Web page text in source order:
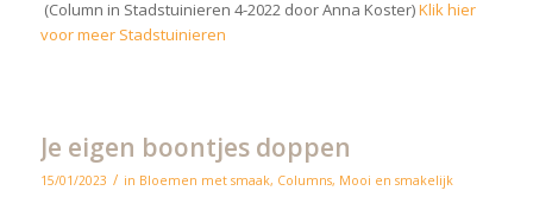
(Column in Stadstuinieren 4-2022 door Anna Koster)Klik hier
voor meer Stadstuinieren
Je eigen boontjes doppen
15/01/2023 / in Bloemen met smaak, Columns, Mooi en smakelijk